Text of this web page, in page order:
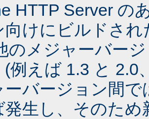
HTTP Server の
向けにビルドさ
のメジャーバー
例えば 1.3 と 2.0
ーバージョン間
発生し、そのため